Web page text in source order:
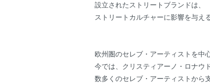
設立されたストリートブランドは、
ストリートカルチャーに影響を与え
欧州圏のセレブ・アーティストを中
今では、クリスティアーノ・ロナウ
数多くのセレブ・アーティストから